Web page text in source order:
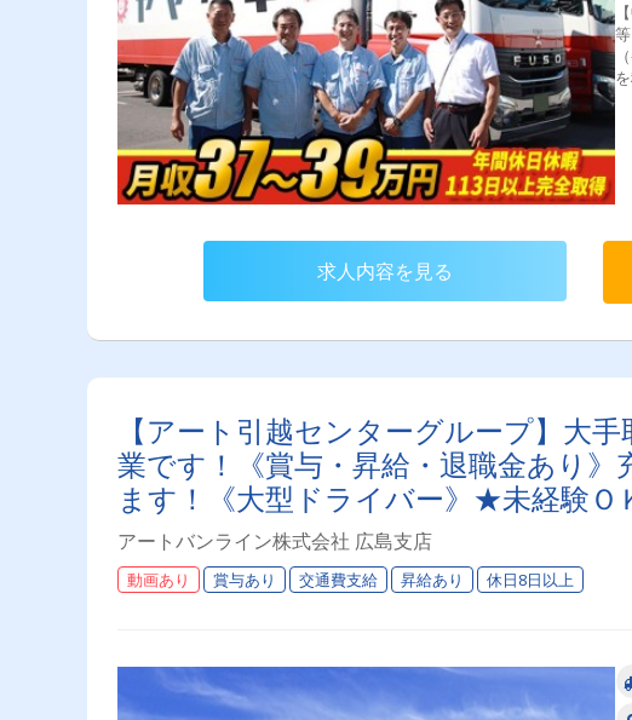
求人内容を見る
【アート引越センターグループ】大
業です！《賞与・昇給・退職金あり
ます！《大型ドライバー》★未経験
う環境です♪【紹介者制度あり！】
アートバンライン株式会社 広島支店
動画あり 賞与あり 交通費支給 昇給あり 休日8日以上